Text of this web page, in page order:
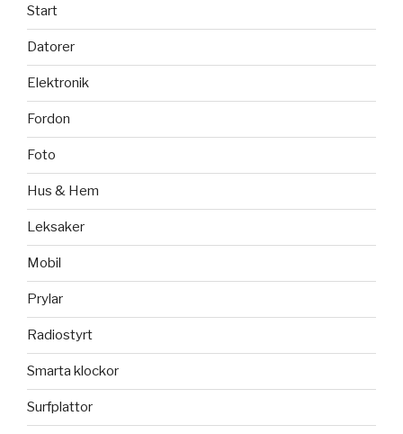
Start
Datorer
Elektronik
Fordon
Foto
Hus & Hem
Leksaker
Mobil
Prylar
Radiostyrt
Smarta klockor
Surfplattor